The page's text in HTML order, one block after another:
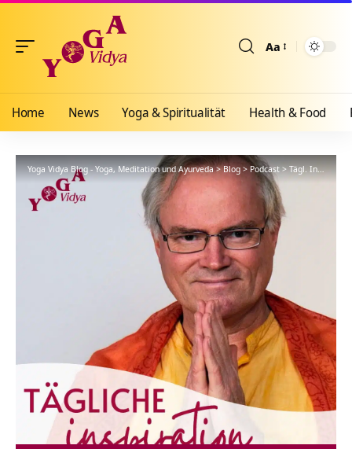
Aa
Home News Yoga & Spiritualität Health & Food
Yoga Vidya Blog - Yoga, Meditation und Ayurveda>Blog>Podcast>Tägl. Inspiration